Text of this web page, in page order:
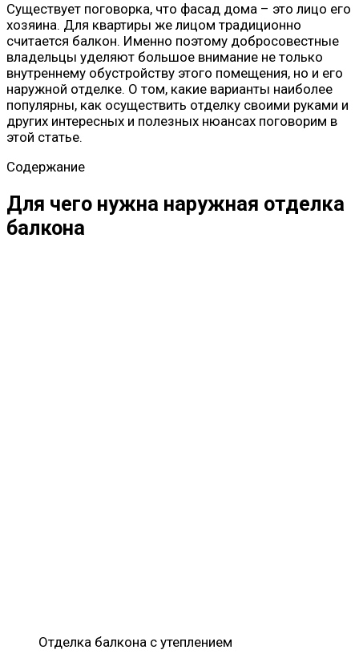
Существует поговорка, что фасад дома – это лицо его
хозяина. Для квартиры же лицом традиционно
считается балкон. Именно поэтому добросовестные
владельцы уделяют большое внимание не только
внутреннему обустройству этого помещения, но и его
наружной отделке. О том, какие варианты наиболее
популярны, как осуществить отделку своими руками и
других интересных и полезных нюансах поговорим в
этой статье.
Содержание
Для чего нужна наружная отделка
балкона
Отделка балкона с утеплением